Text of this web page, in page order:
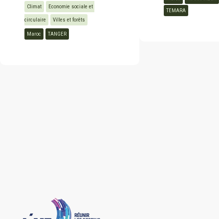
Kurdistan
Climat Economie sociale et
circulaire Villes et forêts
Maroc TANGER
TEMARA